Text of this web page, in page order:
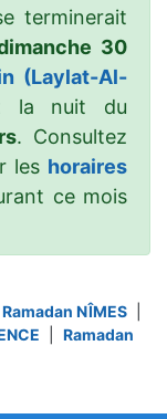
terminerait
30
(Laylat-Al-
la nuit du
. Consultez
les horaires
ce mois
Ramadan NÎMES
Ramadan